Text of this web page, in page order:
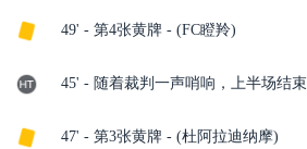
49' - 第4张黄牌 - (FC瞪羚)
45' - 随着裁判一声哨响，上半场结
47' - 第3张黄牌 - (杜阿拉迪纳摩)